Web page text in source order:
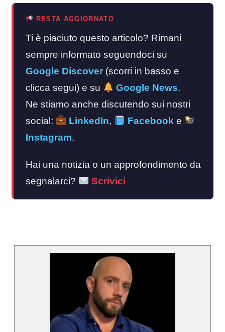
RESTA AGGIORNATO
Ti è piaciuto questo articolo? Rimani
sempre informato seguendoci su
Google Discover (scorri in basso e
clicca segui) e su
Google News.
Ne stiamo anche discutendo sui nostri
social:
LinkedIn, Facebook e
Instagram.
Hai una notizia o un approfondimento da
segnalarci?
Scrivici